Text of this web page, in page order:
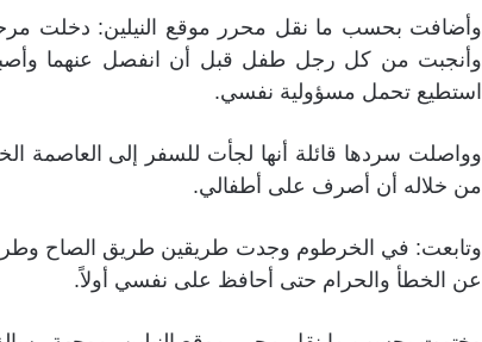
وأضافت بحسب ما نقل محرر موقع النيلين: دخلت
وأنجبت من كل رجل طفل قبل أن انفصل عنهما
استطيع تحمل مسؤولية نفسي.
وواصلت سردها قائلة أنها لجأت للسفر إلى العاصمة
من خلاله أن أصرف على أطفالي.
وتابعت: في الخرطوم وجدت طريقين طريق الصاح
عن الخطأ والحرام حتى أحافظ على نفسي أولاً.